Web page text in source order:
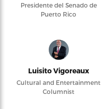
Presidente del Senado de
Puerto Rico
Luisito Vigoreaux
Cultural and Entertainment
Columnist